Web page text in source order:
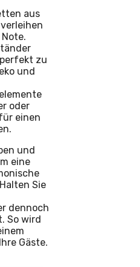
aus
zu
und
oder
einen
und
eine
Sie
dennoch
So wird
Gäste.